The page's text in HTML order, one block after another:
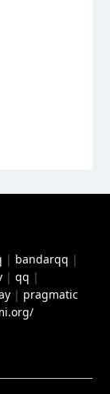
| bandarqq |
|qq |
| pragmatic